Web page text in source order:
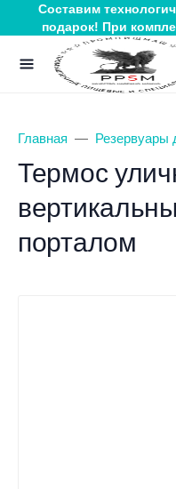
Составим
подарок! При
Главная Резервуары
Термос
порталом